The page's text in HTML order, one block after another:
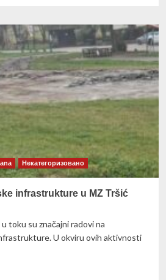
Некатегоризовано
infrastrukture u MZ Tršić
toku su značajni radovi na
U okviru ovih aktivnosti